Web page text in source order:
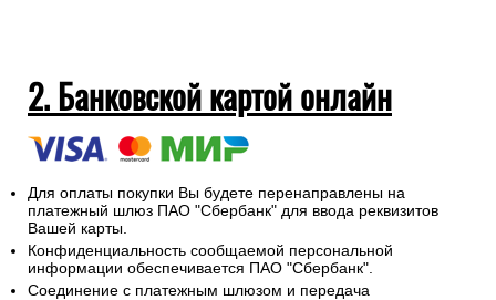
2. Банковской картой онлайн
Для оплаты покупки Вы будете перенаправлены на
платежный шлюз ПАО "Сбербанк" для ввода реквизитов
Вашей карты.
Конфиденциальность сообщаемой персональной
информации обеспечивается ПАО "Сбербанк".
Соединение с платежным шлюзом и передача